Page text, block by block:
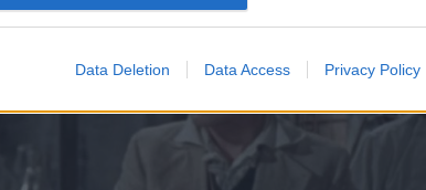
Data Deletion Data Access Privacy Policy